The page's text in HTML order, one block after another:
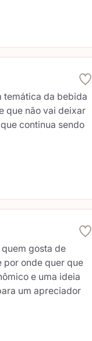
temática da bebida
que não vai deixar
continua sendo
gosta de
por onde quer que
e uma ideia
um apreciador